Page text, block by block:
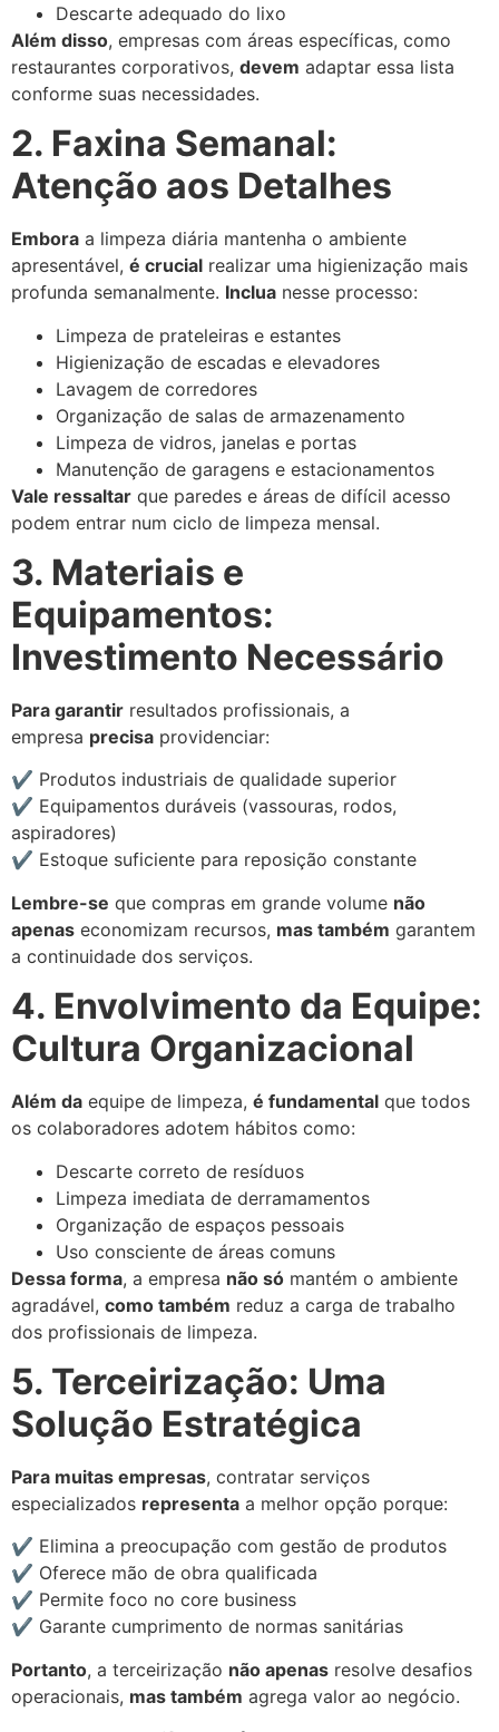
Descarte adequado do lixo
Além disso, empresas com áreas específicas, como
restaurantes corporativos, devem adaptar essa lista
conforme suas necessidades.
2. Faxina Semanal:
Atenção aos Detalhes
Embora a limpeza diária mantenha o ambiente
apresentável, é crucial realizar uma higienização mais
profunda semanalmente. Inclua nesse processo:
Limpeza de prateleiras e estantes
Higienização de escadas e elevadores
Lavagem de corredores
Organização de salas de armazenamento
Limpeza de vidros, janelas e portas
Manutenção de garagens e estacionamentos
Vale ressaltar que paredes e áreas de difícil acesso
podem entrar num ciclo de limpeza mensal.
3. Materiais e
Equipamentos:
Investimento Necessário
Para garantir resultados profissionais, a
empresa precisa providenciar:
✔ Produtos industriais de qualidade superior
✔ Equipamentos duráveis (vassouras, rodos,
aspiradores)
✔ Estoque suficiente para reposição constante
Lembre-se que compras em grande volume não
apenas economizam recursos, mas também garantem
a continuidade dos serviços.
4. Envolvimento da Equipe:
Cultura Organizacional
Além da equipe de limpeza, é fundamental que todos
os colaboradores adotem hábitos como:
Descarte correto de resíduos
Limpeza imediata de derramamentos
Organização de espaços pessoais
Uso consciente de áreas comuns
Dessa forma, a empresa não só mantém o ambiente
agradável, como também reduz a carga de trabalho
dos profissionais de limpeza.
5. Terceirização: Uma
Solução Estratégica
Para muitas empresas, contratar serviços
especializados representa a melhor opção porque:
✔ Elimina a preocupação com gestão de produtos
✔ Oferece mão de obra qualificada
✔ Permite foco no core business
✔ Garante cumprimento de normas sanitárias
Portanto, a terceirização não apenas resolve desafios
operacionais, mas também agrega valor ao negócio.